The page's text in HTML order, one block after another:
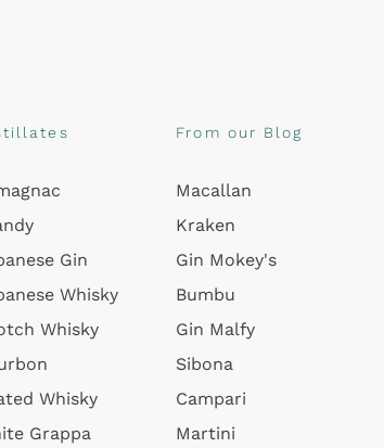
Gin
Whisky
Whisky
Whisky
Grappa
From our Blog
Macallan
Kraken
Gin Mokey's
Bumbu
Gin Malfy
Sibona
Campari
Martini